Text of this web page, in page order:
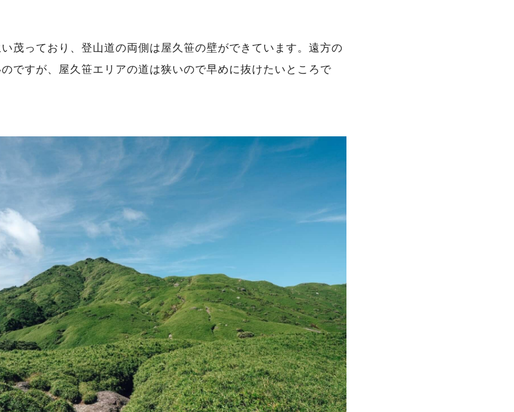
茂っており、登山道の両側は屋久笹の壁ができています。遠方の
ですが、屋久笹エリアの道は狭いので早めに抜けたいところで